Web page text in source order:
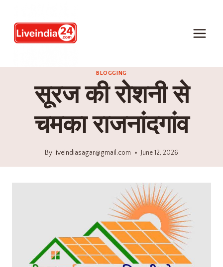
BLOGGING
सूरज की रोशनी से
चमका राजनांदगांव
By liveindiasagar@gmail.com June 12, 2026